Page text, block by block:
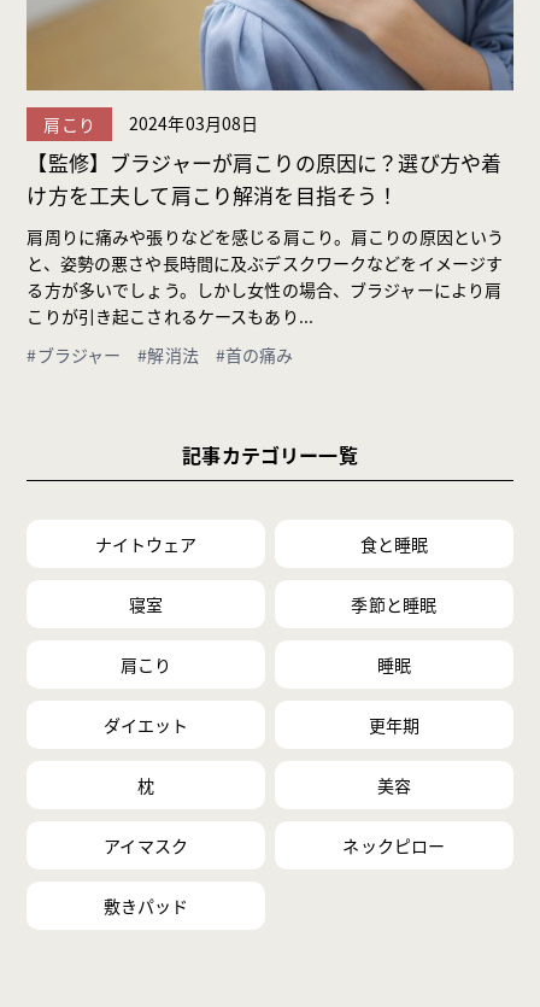
肩こり 2024年03月08日
【監修】ブラジャーが肩こりの原因に？選び方や着
け方を工夫して肩こり解消を目指そう！
肩周りに痛みや張りなどを感じる肩こり。肩こりの原因という
と、姿勢の悪さや長時間に及ぶデスクワークなどをイメージす
る方が多いでしょう。しかし女性の場合、ブラジャーにより肩
こりが引き起こされるケースもあり...
#ブラジャー
#解消法 #首の痛み
記事カテゴリー一覧
ナイトウェア 食と睡眠
寝室 季節と睡眠
肩こり 睡眠
ダイエット 更年期
枕 美容
アイマスク ネックピロー
敷きパッド